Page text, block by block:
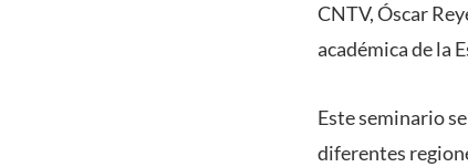
CNTV, Óscar
académica de la
Este seminario
diferentes